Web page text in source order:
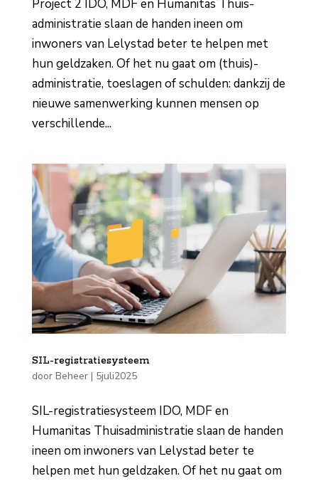
Project 2 IDO, MDF en Humanitas Thuis­
administratie slaan de handen ineen om
inwoners van Lelystad beter te helpen met
hun geldzaken. Of het nu gaat om (thuis)­
administratie, toeslagen of schulden: dankzij de
nieuwe samenwerking kunnen mensen op
verschillende...
SIL-registratiesysteem
door Beheer| 5juli2025
SIL-registratie­systeem IDO, MDF en
Humanitas Thuis­administratie slaan de handen
ineen om inwoners van Lelystad beter te
helpen met hun geldzaken. Of het nu gaat om